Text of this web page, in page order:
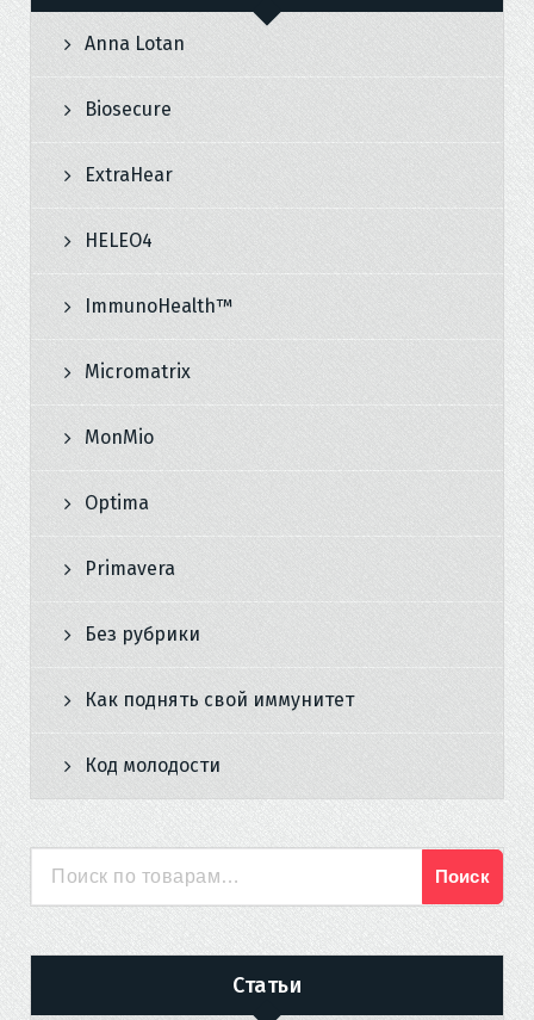
Anna Lotan
Biosecure
ExtraHear
HELEO4
ImmunoHealth™
Micromatrix
MonMio
Optima
Primavera
Без рубрики
Как поднять свой иммунитет
Код молодости
Поиск
Статьи